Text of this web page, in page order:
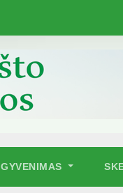
GYVENIMAS